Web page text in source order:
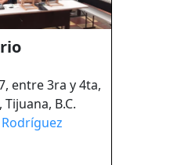
entre 3ra y 4ta,
B.C.